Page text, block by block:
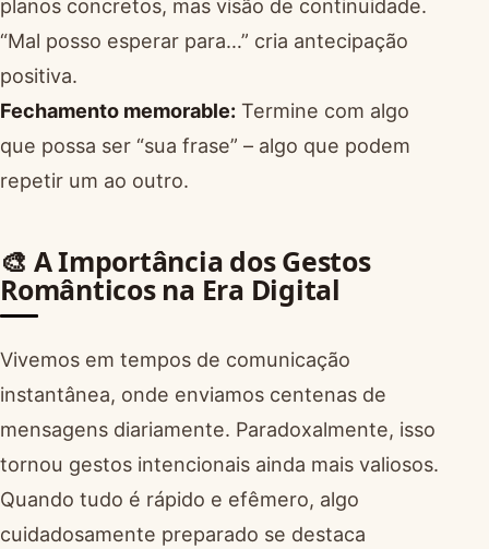
planos concretos, mas visão de continuidade.
“Mal posso esperar para…” cria antecipação
positiva.
Fechamento memorable: Termine com algo
que possa ser “sua frase” – algo que podem
repetir um ao outro.
🎨 A Importância dos Gestos
Românticos na Era Digital
Vivemos em tempos de comunicação
instantânea, onde enviamos centenas de
mensagens diariamente. Paradoxalmente, isso
tornou gestos intencionais ainda mais valiosos.
Quando tudo é rápido e efêmero, algo
cuidadosamente preparado se destaca